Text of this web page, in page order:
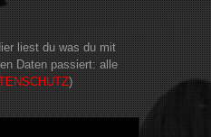
liest du was du mit
Daten passiert: alle
)